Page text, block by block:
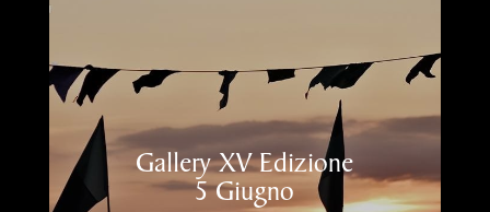
Gallery XV Edizione
5 Giugno